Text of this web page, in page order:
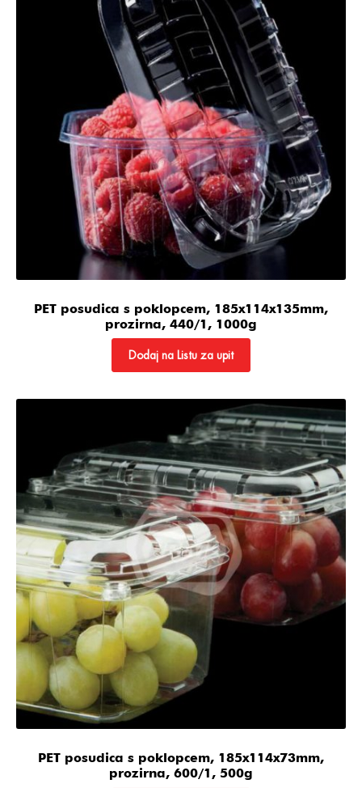
PET posudica s poklopcem, 185x114x135mm,
prozirna, 440/1, 1000g
Dodaj na Listu za upit
PET posudica s poklopcem, 185x114x73mm,
prozirna, 600/1, 500g